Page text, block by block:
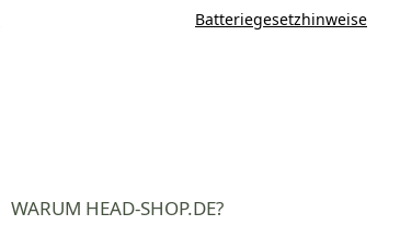
Batteriegesetzhinweise
WARUM HEAD-SHOP.DE?